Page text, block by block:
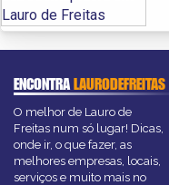
ENCONTRALAURODEFREITAS
O melhor de Lauro de
Freitas num só lugar! Dicas,
onde ir, o que fazer, as
melhores empresas, locais,
serviços e muito mais no